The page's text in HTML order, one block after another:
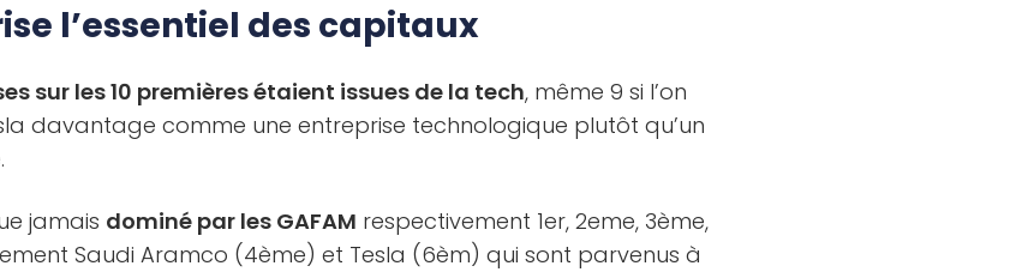
l’essentiel des capitaux
sur les 10 premières étaient issues de la tech, même 9 si l’on
davantage comme une entreprise technologique plutôt qu’un
jamais dominé par les GAFAM respectivement 1er, 2eme, 3ème,
Saudi Aramco (4ème) et Tesla (6èm) qui sont parvenus à